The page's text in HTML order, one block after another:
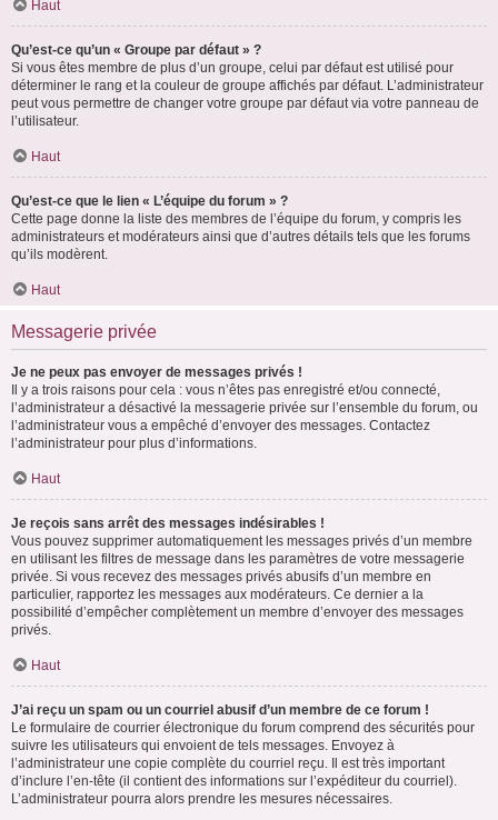
Haut
Qu’est-ce qu’un « Groupe par défaut » ?
Si vous êtes membre de plus d’un groupe, celui par défaut est utilisé pour
déterminer le rang et la couleur de groupe affichés par défaut. L’administrateur
peut vous permettre de changer votre groupe par défaut via votre panneau de
l’utilisateur.
Haut
Qu’est-ce que le lien « L’équipe du forum » ?
Cette page donne la liste des membres de l’équipe du forum, y compris les
administrateurs et modérateurs ainsi que d’autres détails tels que les forums
qu’ils modèrent.
Haut
Messagerie privée
Je ne peux pas envoyer de messages privés !
Il y a trois raisons pour cela : vous n’êtes pas enregistré et/ou connecté,
l’administrateur a désactivé la messagerie privée sur l’ensemble du forum, ou
l’administrateur vous a empêché d’envoyer des messages. Contactez
l’administrateur pour plus d’informations.
Haut
Je reçois sans arrêt des messages indésirables !
Vous pouvez supprimer automatiquement les messages privés d’un membre
en utilisant les filtres de message dans les paramètres de votre messagerie
privée. Si vous recevez des messages privés abusifs d’un membre en
particulier, rapportez les messages aux modérateurs. Ce dernier a la
possibilité d’empêcher complètement un membre d’envoyer des messages
privés.
Haut
J’ai reçu un spam ou un courriel abusif d’un membre de ce forum !
Le formulaire de courrier électronique du forum comprend des sécurités pour
suivre les utilisateurs qui envoient de tels messages. Envoyez à
l’administrateur une copie complète du courriel reçu. Il est très important
d’inclure l’en-tête (il contient des informations sur l’expéditeur du courriel).
L’administrateur pourra alors prendre les mesures nécessaires.